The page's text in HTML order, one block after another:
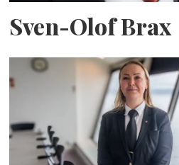
Sven-Olof Brax